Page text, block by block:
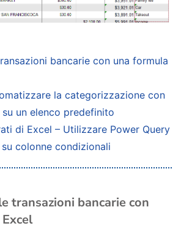
bancarie con una formula
la categorizzazione con
un elenco predefinito
di Excel – Utilizzare Power Query
colonne condizionali
transazioni bancarie con